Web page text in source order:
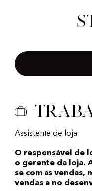
Assistente de loja
O responsável de
o gerente da loja.
se com as vendas,
vendas e no